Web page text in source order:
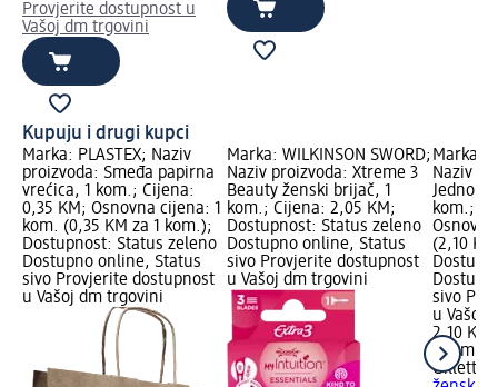
Provjerite dostupnost u
Vašoj dm trgovini
Kupuju i drugi kupci
Marka: PLASTEX; Naziv
proizvoda: Smeđa papirna
vrećica, 1 kom.; Cijena:
0,35 KM; Osnovna cijena: 1
kom. (0,35 KM za 1 kom.);
Dostupnost: Status zeleno
Dostupno online, Status
sivo Provjerite dostupnost
u Vašoj dm trgovini
Marka: WILKINSON SWORD;
Naziv proizvoda: Xtreme 3
Beauty ženski brijač, 1
kom.; Cijena: 2,05 KM;
Dostupnost: Status zeleno
Dostupno online, Status
sivo Provjerite dostupnost
u Vašoj dm trgovini
Marka:
Naziv
kom.;
(2,10
sivo
u Vašoj
2,10 KM
1 kom.
Gillette